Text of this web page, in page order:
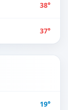
38°
37°
19°